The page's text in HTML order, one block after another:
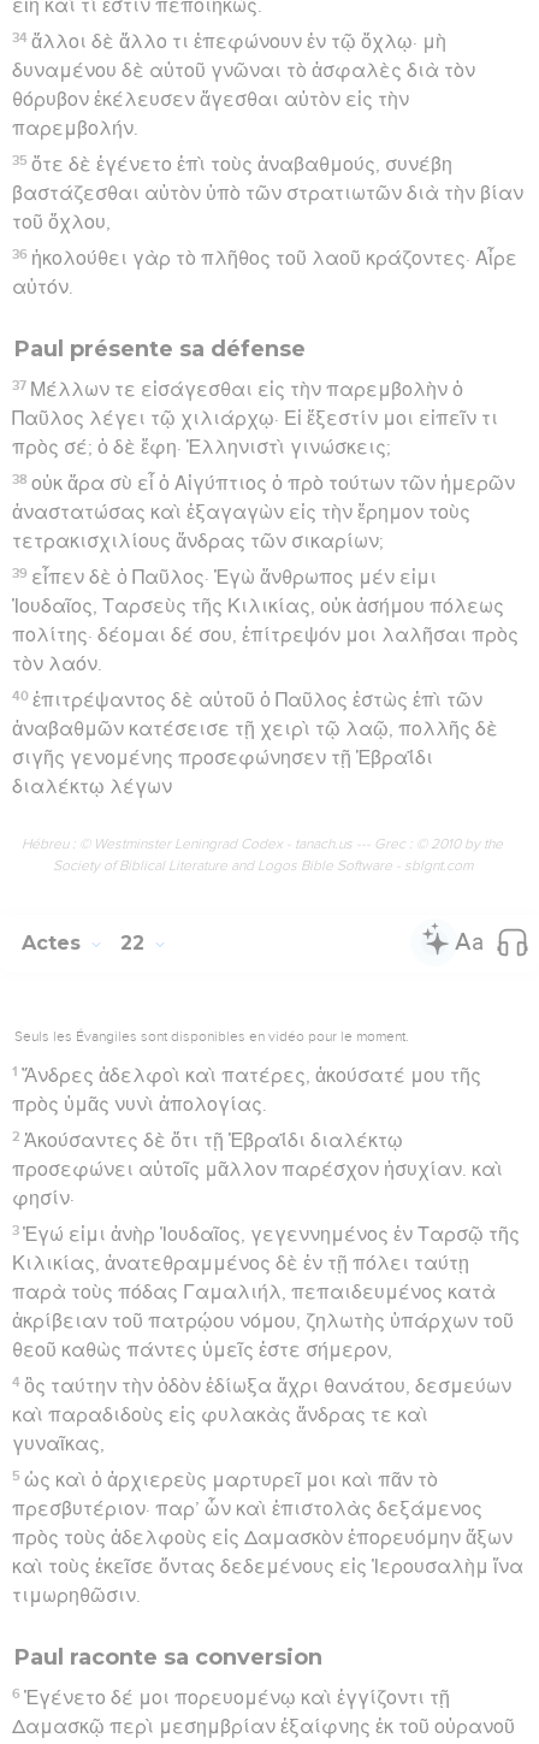
εἴη καὶ τί ἐστιν πεποιηκώς.
34 ἄλλοι δὲ ἄλλο τι ἐπεφώνουν ἐν τῷ ὄχλῳ· μὴ
δυναμένου δὲ αὐτοῦ γνῶναι τὸ ἀσφαλὲς διὰ τὸν
θόρυβον ἐκέλευσεν ἄγεσθαι αὐτὸν εἰς τὴν
παρεμβολήν.
35 ὅτε δὲ ἐγένετο ἐπὶ τοὺς ἀναβαθμούς, συνέβη
βαστάζεσθαι αὐτὸν ὑπὸ τῶν στρατιωτῶν διὰ τὴν βίαν
τοῦ ὄχλου,
36 ἠκολούθει γὰρ τὸ πλῆθος τοῦ λαοῦ κράζοντες· Αἶρε
αὐτόν.
Paul présente sa défense
37 Μέλλων τε εἰσάγεσθαι εἰς τὴν παρεμβολὴν ὁ
Παῦλος λέγει τῷ χιλιάρχῳ· Εἰ ἔξεστίν μοι εἰπεῖν τι
πρὸς σέ; ὁ δὲ ἔφη· Ἑλληνιστὶ γινώσκεις;
38 οὐκ ἄρα σὺ εἶ ὁ Αἰγύπτιος ὁ πρὸ τούτων τῶν ἡμερῶν
ἀναστατώσας καὶ ἐξαγαγὼν εἰς τὴν ἔρημον τοὺς
τετρακισχιλίους ἄνδρας τῶν σικαρίων;
39 εἶπεν δὲ ὁ Παῦλος· Ἐγὼ ἄνθρωπος μέν εἰμι
Ἰουδαῖος, Ταρσεὺς τῆς Κιλικίας, οὐκ ἀσήμου πόλεως
πολίτης· δέομαι δέ σου, ἐπίτρεψόν μοι λαλῆσαι πρὸς
τὸν λαόν.
40 ἐπιτρέψαντος δὲ αὐτοῦ ὁ Παῦλος ἑστὼς ἐπὶ τῶν
ἀναβαθμῶν κατέσεισε τῇ χειρὶ τῷ λαῷ, πολλῆς δὲ
σιγῆς γενομένης προσεφώνησεν τῇ Ἑβραΐδι
διαλέκτῳ λέγων
Hébreu : © Westminster Leningrad Codex - tanach.us --- Grec : © 2010 by the
Society of Biblical Literature and Logos Bible Software - sblgnt.com
Actes 22
Seuls les Évangiles sont disponibles en vidéo pour le moment.
1 Ἄνδρες ἀδελφοὶ καὶ πατέρες, ἀκούσατέ μου τῆς
πρὸς ὑμᾶς νυνὶ ἀπολογίας.
2 Ἀκούσαντες δὲ ὅτι τῇ Ἑβραΐδι διαλέκτῳ
προσεφώνει αὐτοῖς μᾶλλον παρέσχον ἡσυχίαν. καὶ
φησίν·
3 Ἐγώ εἰμι ἀνὴρ Ἰουδαῖος, γεγεννημένος ἐν Ταρσῷ τῆς
Κιλικίας, ἀνατεθραμμένος δὲ ἐν τῇ πόλει ταύτῃ
παρὰ τοὺς πόδας Γαμαλιήλ, πεπαιδευμένος κατὰ
ἀκρίβειαν τοῦ πατρῴου νόμου, ζηλωτὴς ὑπάρχων τοῦ
θεοῦ καθὼς πάντες ὑμεῖς ἐστε σήμερον,
4 ὃς ταύτην τὴν ὁδὸν ἐδίωξα ἄχρι θανάτου, δεσμεύων
καὶ παραδιδοὺς εἰς φυλακὰς ἄνδρας τε καὶ
γυναῖκας,
5 ὡς καὶ ὁ ἀρχιερεὺς μαρτυρεῖ μοι καὶ πᾶν τὸ
πρεσβυτέριον· παρ’ ὧν καὶ ἐπιστολὰς δεξάμενος
πρὸς τοὺς ἀδελφοὺς εἰς Δαμασκὸν ἐπορευόμην ἄξων
καὶ τοὺς ἐκεῖσε ὄντας δεδεμένους εἰς Ἰερουσαλὴμ ἵνα
τιμωρηθῶσιν.
Paul raconte sa conversion
6 Ἐγένετο δέ μοι πορευομένῳ καὶ ἐγγίζοντι τῇ
Δαμασκῷ περὶ μεσημβρίαν ἐξαίφνης ἐκ τοῦ οὐρανοῦ